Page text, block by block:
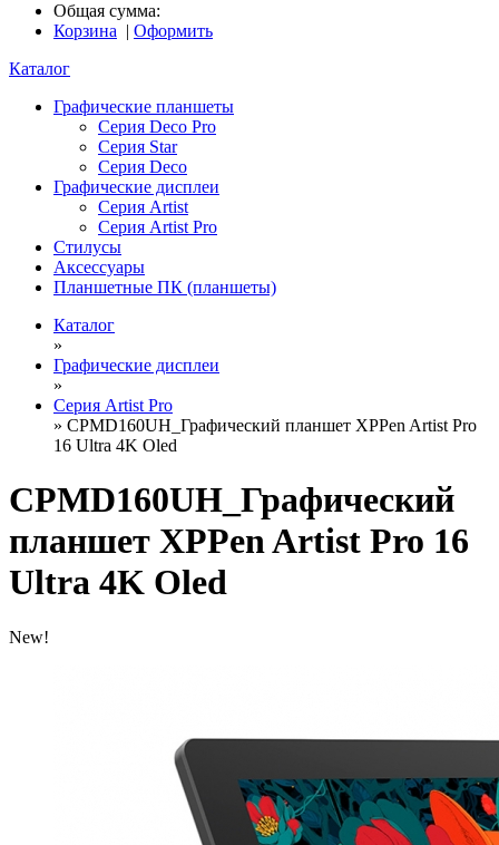
Общая сумма:
Корзина | Оформить
Каталог
Графические планшеты
Серия Deco Pro
Серия Star
Серия Deco
Графические дисплеи
Серия Artist
Серия Artist Pro
Стилусы
Аксессуары
Планшетные ПК (планшеты)
Каталог
»
Графические дисплеи
»
Серия Artist Pro
» CPMD160UH_Графический планшет XPPen Artist Pro
16 Ultra 4K Oled
CPMD160UH_Графический
планшет XPPen Artist Pro 16
Ultra 4K Oled
New!